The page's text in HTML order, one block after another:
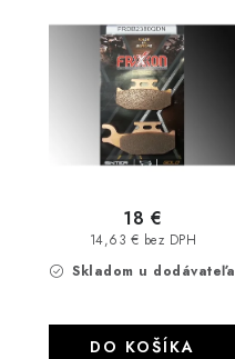
Skladom u dodávateľa
14,63 € bez DPH
18 €
DO KOŠÍKA